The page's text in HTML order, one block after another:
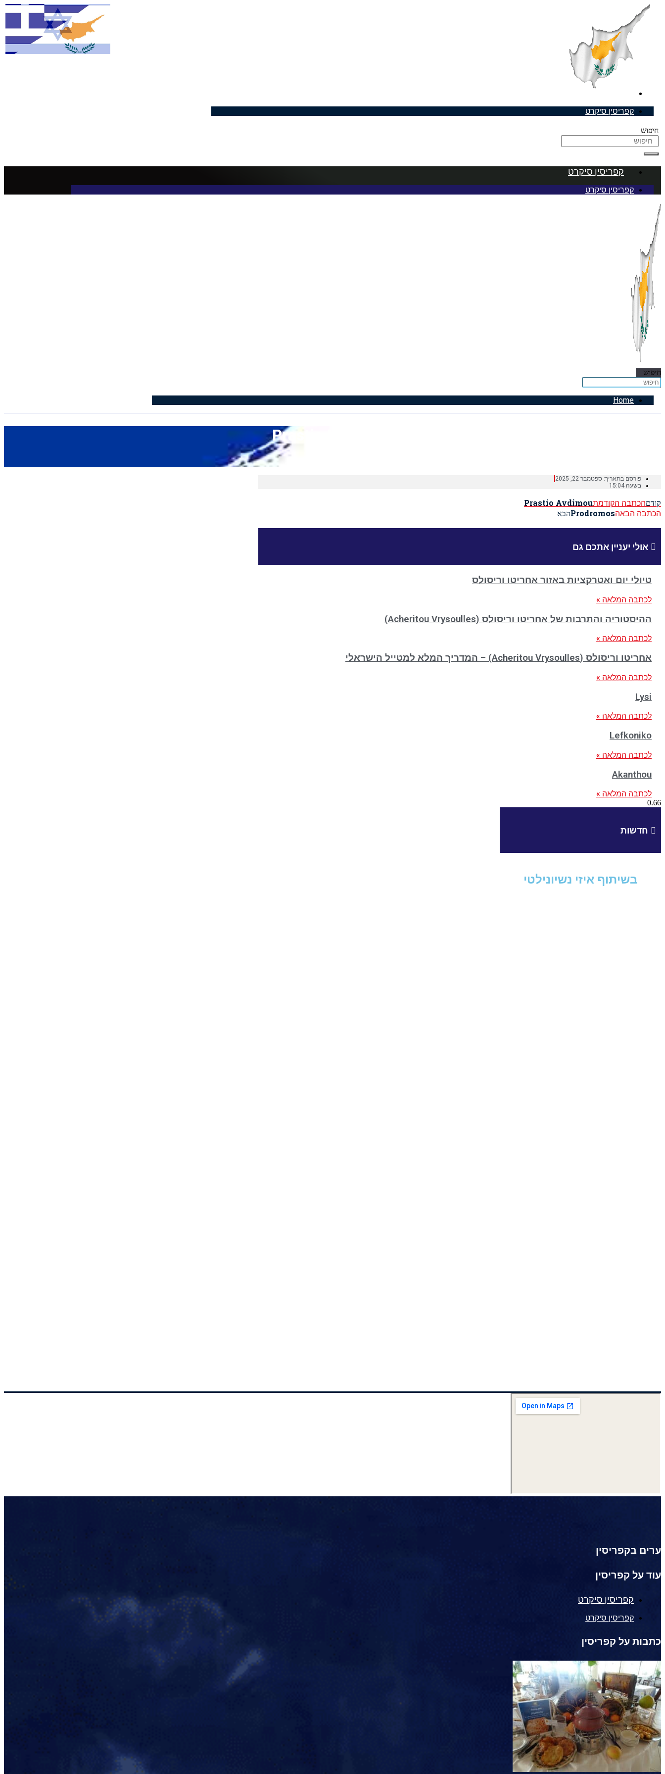
קפריסין סיקרט
חיפוש
קפריסין סיקרט
קפריסין סיקרט
חיפוש
Home
Prastio Kellakiou
פורסם בתאריך: ספטמבר 22, 2025
בשעה 15:04
קודםהכתבה הקודמתPrastio Avdimou
הכתבה הבאהProdromosהבא
אולי יעניין אתכם גם
טיולי יום ואטרקציות באזור אחריטו וריסולס
לכתבה המלאה »
ההיסטוריה והתרבות של אחריטו וריסולס (Acheritou Vrysoulles)
לכתבה המלאה »
אחריטו וריסולס (Acheritou Vrysoulles) – המדריך המלא למטייל הישראלי
לכתבה המלאה »
Lysi
לכתבה המלאה »
Lefkoniko
לכתבה המלאה »
Akanthou
לכתבה המלאה »
חדשות
בשיתוף איזי נשיונילטי
ערים בקפריסין
עוד על קפריסין
קפריסין סיקרט
קפריסין סיקרט
כתבות על קפריסין